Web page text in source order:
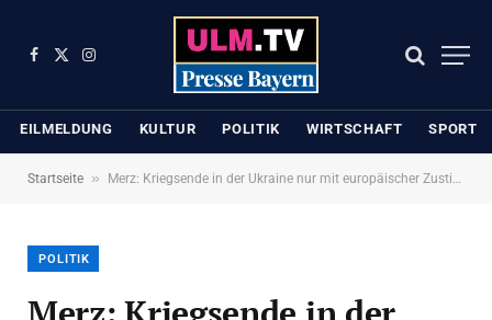
Facebook
X
Instagram
EILMELDUNG KULTUR POLITIK WIRTSCHAFT SPORT
Startseite » Merz: Kriegsende in der Ukraine nur mit europäischer Zustimmung
POLITIK